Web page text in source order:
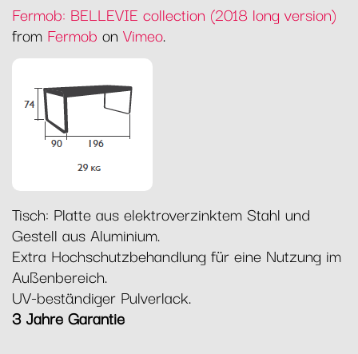
Fermob: BELLEVIE collection (2018 long version)
from Fermob on Vimeo.
Tisch: Platte aus elektroverzinktem Stahl und
Gestell aus Aluminium.
Extra Hochschutzbehandlung für eine Nutzung im
Außenbereich.
UV-beständiger Pulverlack.
3 Jahre Garantie